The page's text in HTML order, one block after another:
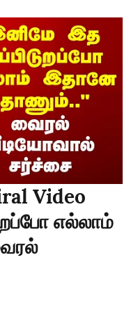
Video
எல்லாம்